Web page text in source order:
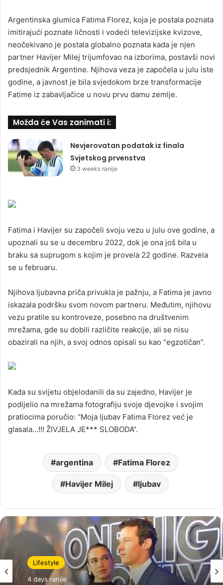
Argentinska glumica Fatima Florez, koja je postala poznata
imitirajući poznate ličnosti i vodeći televizijske kvizove,
neočekivano je postala globalno poznata kada je njen
partner Havijer Milej trijumfovao na izborima, postavši novi
predsjednik Argentine. Njihova veza je započela u julu iste
godine, a javnost je bila svjedokom brze transformacije
Fatime iz zabavljačice u novu prvu damu zemlje.
Možda će Vas zanimati i:
Nevjerovatan podatak iz finala
Svjetskog prvenstva
3 weeks ranije
Fatima i Havijer su započeli svoju vezu u julu ove godine, a
upoznali su se u decembru 2022, dok je ona još bila u
braku sa suprugom s kojim je provela 22 godine. Razvela
se u februaru.
Njihova ljubavna priča privukla je pažnju, a Fatima je javno
iskazala podršku svom novom partneru. Međutim, njihovu
vezu pratile su kontroveze, posebno na društvenim
mrežama, gde su dobili različite reakcije, ali se nisu
obazirali na njih, a svoj odnos opisali su kao “egzotičan”.
Kada su svijetu objelodanili da su zajedno, Havijer je
podijelio na mrežama fotografiju svoje djevojke i svojim
pratiocima poručio: “Moja ljubav Fatima Florez već je
glasala…!!! ŽIVJELA JE*** SLOBODA”.
argentina Fatima Florez
Havijer Milej ljubav
Lifestyle
4 days ranije